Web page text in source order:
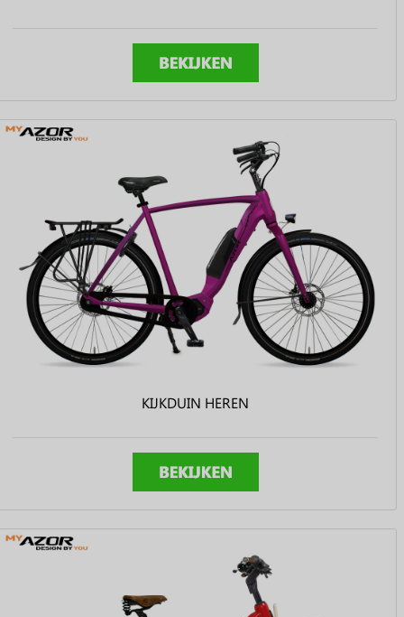
KIJKDUIN HEREN